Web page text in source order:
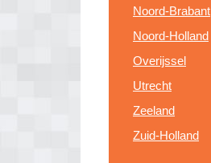
Noord-Brabant
Noord-Holland
Overijssel
Utrecht
Zeeland
Zuid-Holland